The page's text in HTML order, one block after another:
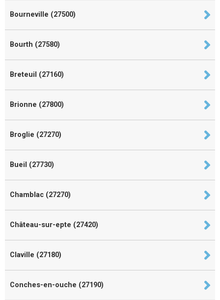
Bourneville (27500)
Bourth (27580)
Breteuil (27160)
Brionne (27800)
Broglie (27270)
Bueil (27730)
Chamblac (27270)
Château-sur-epte (27420)
Claville (27180)
Conches-en-ouche (27190)